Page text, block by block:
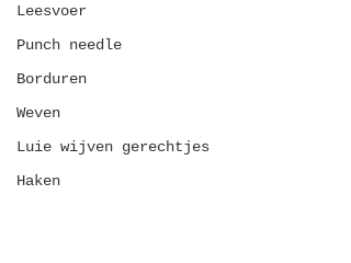
Leesvoer
Punch needle
Borduren
Weven
Luie wijven gerechtjes
Haken